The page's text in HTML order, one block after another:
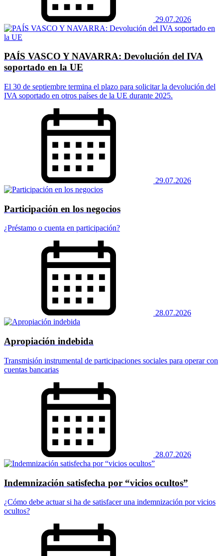
29.07.2026
PAÍS VASCO Y NAVARRA: Devolución del IVA
soportado en la UE
El 30 de septiembre termina el plazo para solicitar la devolución del
IVA soportado en otros países de la UE durante 2025.
29.07.2026
Participación en los negocios
¿Préstamo o cuenta en participación?
28.07.2026
Apropiación indebida
Transmisión instrumental de participaciones sociales para operar con
cuentas bancarias
28.07.2026
Indemnización satisfecha por “vicios ocultos”
¿Cómo debe actuar si ha de satisfacer una indemnización por vicios
ocultos?